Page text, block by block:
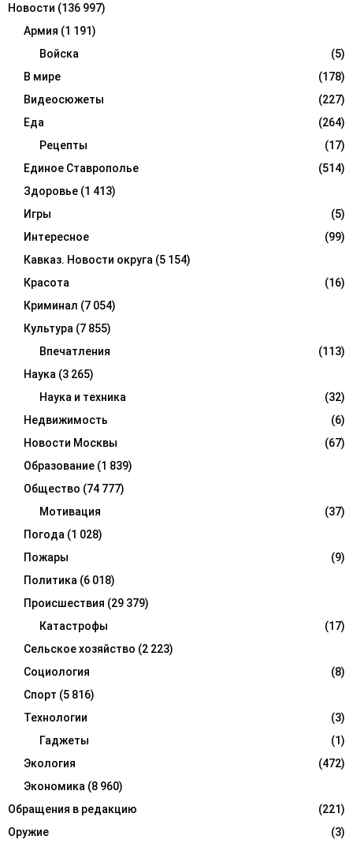
Новости (136 997)
Армия (1 191)
Войска
(5)
В мире
(178)
Видеосюжеты
(227)
Еда
(264)
Рецепты
(17)
Единое Ставрополье
(514)
Здоровье (1 413)
Игры
(5)
Интересное
(99)
Кавказ. Новости округа (5 154)
Красота
(16)
Криминал (7 054)
Культура (7 855)
Впечатления
(113)
Наука (3 265)
Наука и техника
(32)
Недвижимость
(6)
Новости Москвы
(67)
Образование (1 839)
Общество (74 777)
Мотивация
(37)
Погода (1 028)
Пожары
(9)
Политика (6 018)
Происшествия (29 379)
Катастрофы
(17)
Сельское хозяйство (2 223)
Социология
(8)
Спорт (5 816)
Технологии
(3)
Гаджеты
(1)
Экология
(472)
Экономика (8 960)
Обращения в редакцию
(221)
Оружие
(3)